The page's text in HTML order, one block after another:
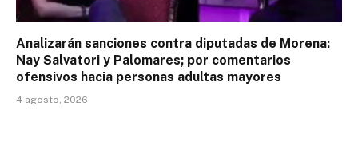
Analizarán sanciones contra diputadas de Morena:
Nay Salvatori y Palomares; por comentarios
ofensivos hacia personas adultas mayores
4 agosto, 2026